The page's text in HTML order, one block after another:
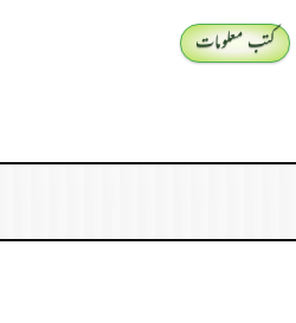
کتب معلومات